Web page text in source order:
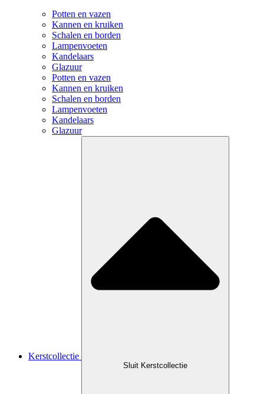
Potten en vazen
Kannen en kruiken
Schalen en borden
Lampenvoeten
Kandelaars
Glazuur
Potten en vazen
Kannen en kruiken
Schalen en borden
Lampenvoeten
Kandelaars
Glazuur
Kerstcollectie
Sluit Kerstcollectie